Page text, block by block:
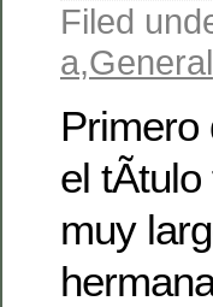
Filed
a,General
Primero
el tÃ­tulo
muy